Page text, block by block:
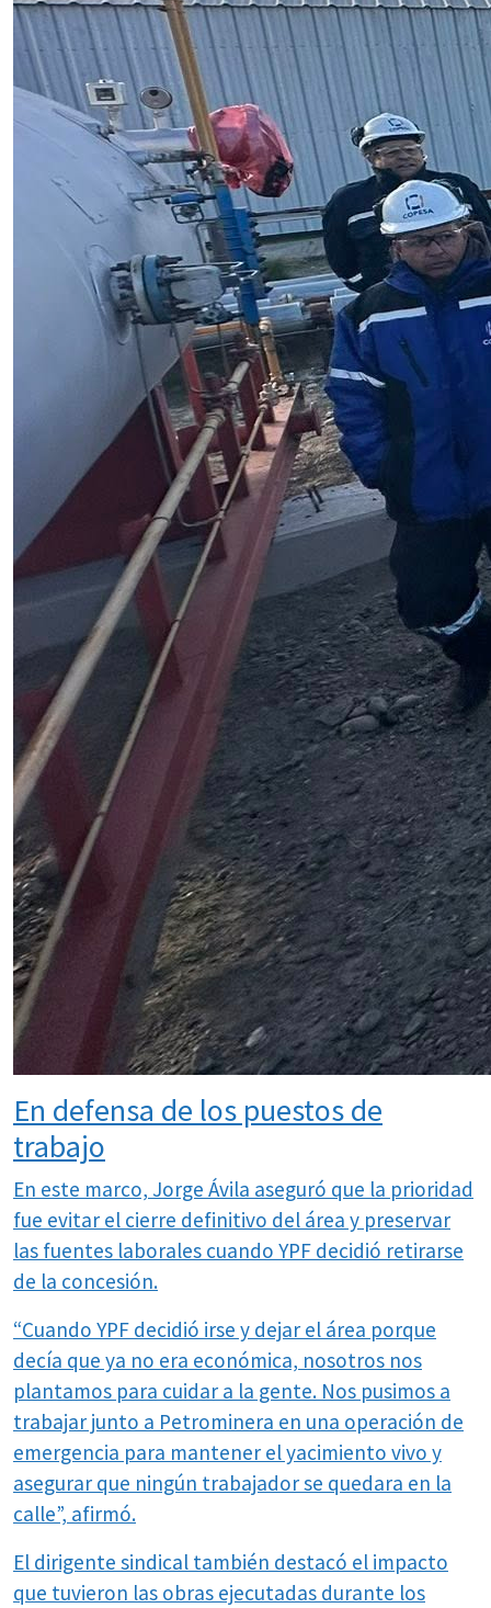
En defensa de los puestos de
trabajo
En este marco, Jorge Ávila aseguró que la prioridad
fue evitar el cierre definitivo del área y preservar
las fuentes laborales cuando YPF decidió retirarse
de la concesión.
“Cuando YPF decidió irse y dejar el área porque
decía que ya no era económica, nosotros nos
plantamos para cuidar a la gente. Nos pusimos a
trabajar junto a Petrominera en una operación de
emergencia para mantener el yacimiento vivo y
asegurar que ningún trabajador se quedara en la
calle”, afirmó.
El dirigente sindical también destacó el impacto
que tuvieron las obras ejecutadas durante los